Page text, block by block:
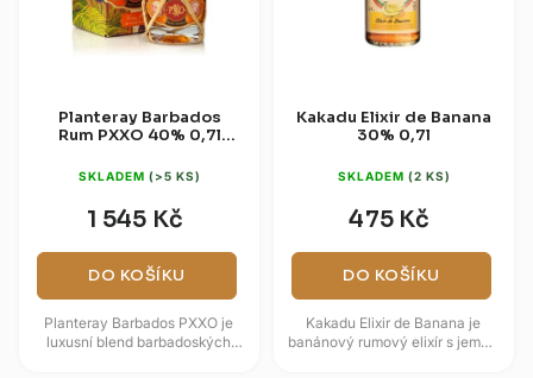
Planteray Barbados
Rum PXXO 40% 0,7l
SKLADEM (>5 KS)
1 545 Kč
DO KOŠÍKU
Planteray Barbados PXXO je
luxusní blend barbadoských
Kakadu Elixir de Banana
30% 0,7l
SKLADEM (2 KS)
475 Kč
DO KOŠÍKU
Kakadu Elixir de Banana je
banánový rumový elixír s jemně